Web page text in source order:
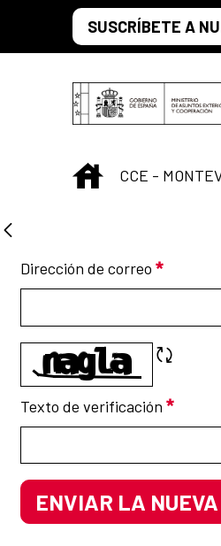
Saltar al contenido principal
SUSCRÍBETE A
INICIO
CCE -
He olvidado mi
Dirección de correo
Requerido
Texto de verificación
Requerido
ENVIAR LA